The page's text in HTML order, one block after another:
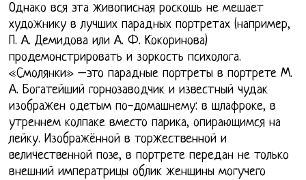
Однако вся эта живописная роскошь не мешает
художнику в лучших парадных портретах (например,
П. А. Демидова или А. Ф. Кокоринова)
продемонстрировать и зоркость психолога.
«Смолянки» –это парадные портреты в портрете М.
А. Богатейший горнозаводчик и известный чудак
изображен одетым по-домашнему: в шлафроке, в
утреннем колпаке вместо парика, опирающимся на
лейку. Изображённой в торжественной и
величественной позе, в портрете передан не только
внешний императрицы облик женщины могучего